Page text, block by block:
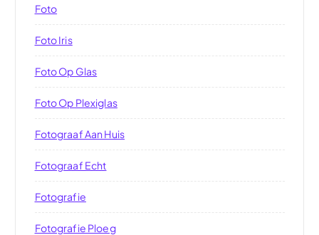
Foto
Foto Iris
Foto Op Glas
Foto Op Plexiglas
Fotograaf Aan Huis
Fotograaf Echt
Fotografie
Fotografie Ploeg